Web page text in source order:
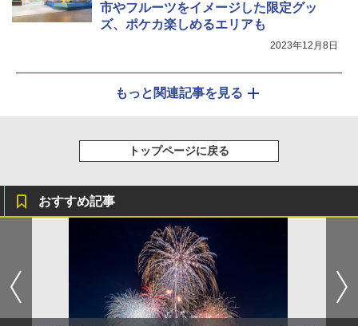
市やフルーツをイメージした限定グッ
ズ、ポケカ楽しめるエリアも
2023年12月8日
もっと関連記事を見る
トップページに戻る
おすすめ記事